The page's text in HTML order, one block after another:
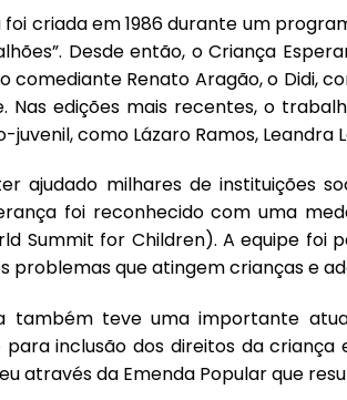
criada em 1986 durante um
Desde então, o Criança
comediante Renato Aragão, o Didi,
Nas edições mais recentes, o
como Lázaro Ramos, Leandra
ajudado milhares de instituições
foi reconhecido com uma
Summit for Children). A equipe foi
problemas que atingem crianças e
também teve uma importante
inclusão dos direitos da
através da Emenda Popular que